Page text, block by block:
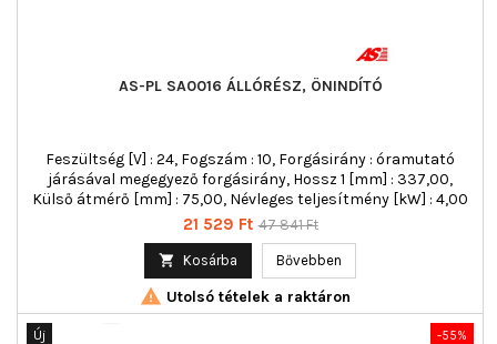
AS-PL SA0016 ÁLLÓRÉSZ, ÖNINDÍTÓ
Feszültség [V] : 24, Fogszám : 10, Forgásirány : óramutató
járásával megegyező forgásirány, Hossz 1 [mm] : 337,00,
Külső átmérő [mm] : 75,00, Névleges teljesítmény [kW] : 4,00
Ár
21 529 Ft Normál
47 841 Ft
 Kosárba Bővebben
 Utolsó tételek a raktáron
-55%
Új